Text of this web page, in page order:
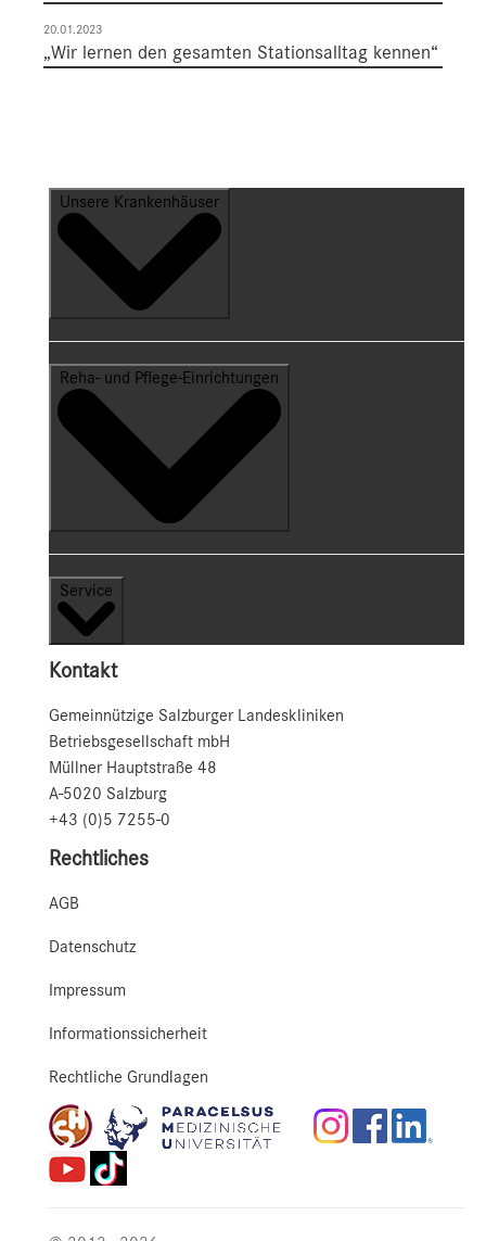
20.01.2023
„Wir lernen den gesamten Stationsalltag kennen“
Unsere Krankenhäuser
Reha- und Pflege-Einrichtungen
Service
Kontakt
Gemeinnützige Salzburger Landeskliniken
Betriebsgesellschaft mbH
Müllner Hauptstraße 48
A-5020 Salzburg
+43 (0)5 7255-0
Rechtliches
AGB
Datenschutz
Impressum
Informationssicherheit
Rechtliche Grundlagen